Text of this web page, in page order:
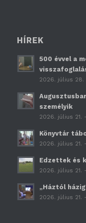
HÍREK
500 évvel a
2026. július 28.
személyik
2026. július 21.
Könyvtár
2026. július 21.
Edzettek és
2026. július 21.
„Háztól
2026. július 21.